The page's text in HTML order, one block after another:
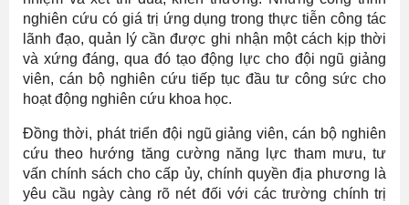
nghiên cứu có giá trị ứng dụng trong thực tiễn công tác
lãnh đạo, quản lý cần được ghi nhận một cách kịp thời
và xứng đáng, qua đó tạo động lực cho đội ngũ giảng
viên, cán bộ nghiên cứu tiếp tục đầu tư công sức cho
hoạt động nghiên cứu khoa học.
Đồng thời, phát triển đội ngũ giảng viên, cán bộ nghiên
cứu theo hướng tăng cường năng lực tham mưu, tư
vấn chính sách cho cấp ủy, chính quyền địa phương là
yêu cầu ngày càng rõ nét đối với các trường chính trị